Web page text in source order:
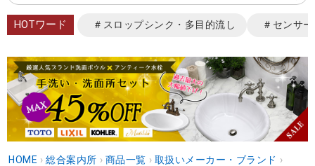
HOTワード ＃スロップシンク・多目的流し ＃センサ
HOME › 総合案内所 › 商品一覧 › 取扱いメーカー・ブランド ›